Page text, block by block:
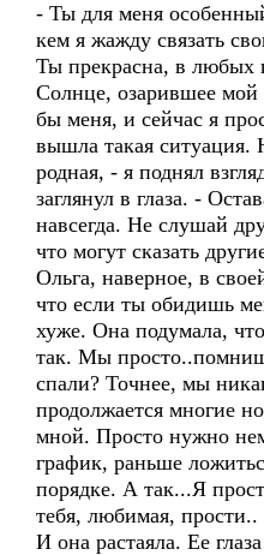
- Ты для меня
кем я жажду связать
Ты прекрасна, в любых
Солнце, озарившее мой
бы меня, и сейчас я
вышла такая ситуация.
родная, - я поднял
заглянул в глаза. -
навсегда. Не слушай
что могут сказать
Ольга, наверное, в
что если ты обидишь
хуже. Она подумала,
так. Мы
спали? Точнее, мы
продолжается многие
мной. Просто нужно
график, раньше
порядке. А так...Я
тебя, любимая, прости..
И она растаяла. Ее